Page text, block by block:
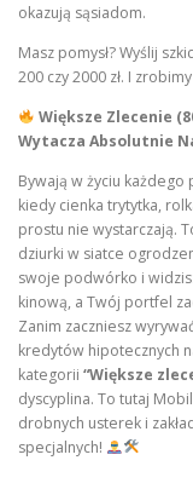
okazują sąsiadom.
Masz pomysł? Wyślij
200 czy 2000 zł. I
Większe Zlecenie
Wytacza Absolutnie
Bywają w życiu
kiedy cienka trytytka,
prostu nie wystarczają.
dziurki w siatce
swoje podwórko i
kinową, a Twój portfel
Zanim zaczniesz
kredytów hipotecznych
kategorii “Większe
dyscyplina. To tutaj
drobnych usterek i
specjalnych!